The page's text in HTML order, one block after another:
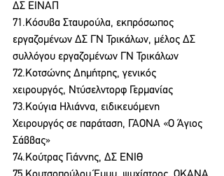
ΔΣ ΕΙΝΑΠ
71.Κόσυβα Σταυρούλα, εκπρόσωπος
εργαζομένων ΔΣ ΓΝ Τρικάλων, μέλος ΔΣ
συλλόγου εργαζομένων ΓΝ Τρικάλων
72.Κοτσώνης Δημήτρης, γενικός
χειρουργός, Ντύσελντορφ Γερμανίας
73.Κούγια Ηλιάννα, ειδικευόμενη
Χειρουργός σε παράταση, ΓΑΟΝΑ «Ο Άγιος
Σάββας»
74.Κούτρας Γιάννης, ΔΣ ΕΝΙΘ